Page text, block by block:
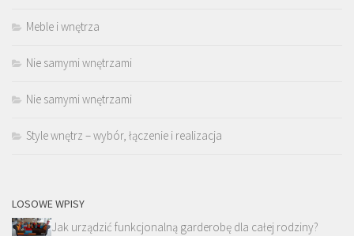
Meble i wnętrza
Nie samymi wnętrzami
Nie samymi wnętrzami
Style wnętrz – wybór, łączenie i realizacja
LOSOWE WPISY
Jak urządzić funkcjonalną garderobę dla całej rodziny?